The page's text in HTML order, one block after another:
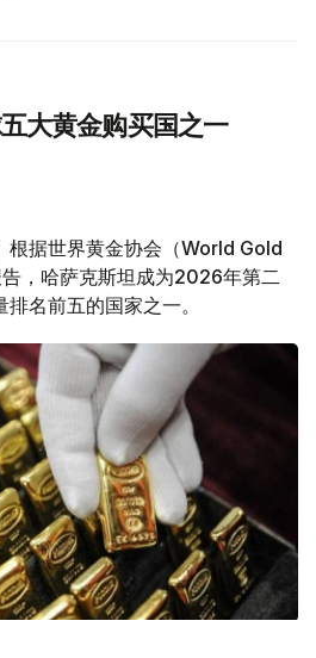
大黄金购买国之一
根据世界黄金协会（World Gold
，哈萨克斯坦成为2026年第二
名前五的国家之一。